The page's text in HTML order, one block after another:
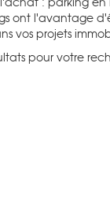
ont l'avantage
vos projets
pour votre